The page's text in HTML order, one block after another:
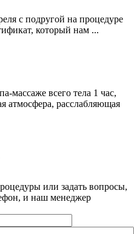
с подругой на процедуре
который нам ...
массаже всего тела 1 час,
атмосфера, расслабляющая
или задать вопросы,
и наш менеджер